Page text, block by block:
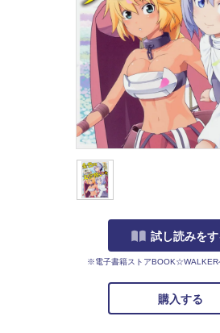
試し読みをす
※電子書籍ストアBOOK☆WALKER
購入する